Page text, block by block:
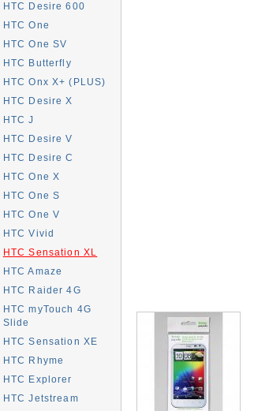
HTC Desire 600
HTC One
HTC One SV
HTC Butterfly
HTC Onx X+ (PLUS)
HTC Desire X
HTC J
HTC Desire V
HTC Desire C
HTC One X
HTC One S
HTC One V
HTC Vivid
HTC Sensation XL
HTC Amaze
HTC Raider 4G
HTC myTouch 4G
Slide
HTC Sensation XE
HTC Rhyme
HTC Explorer
HTC Jetstream